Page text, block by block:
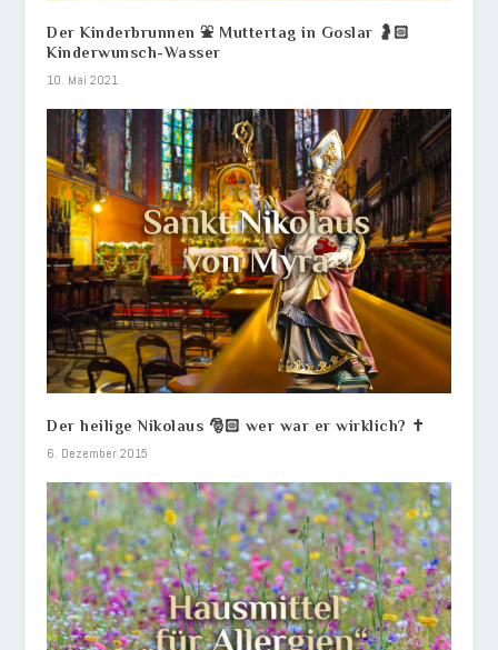
Der Kinderbrunnen ⛲ Muttertag in Goslar 🤰🏻
Kinderwunsch-Wasser
10. Mai 2021
Der heilige Nikolaus 🎅🏻 wer war er wirklich? ✝️
6. Dezember 2015